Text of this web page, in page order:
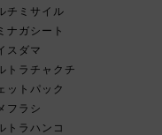
チミサイル
ナガシート
スダマ
トラチャクチ
ットパック
フラシ
トラハンコ